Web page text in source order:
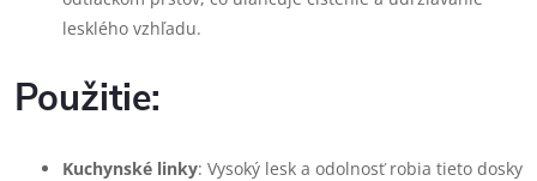
lesklého vzhľadu.
Použitie:
Kuchynské linky: Vysoký lesk a odolnosť robia tieto dosky